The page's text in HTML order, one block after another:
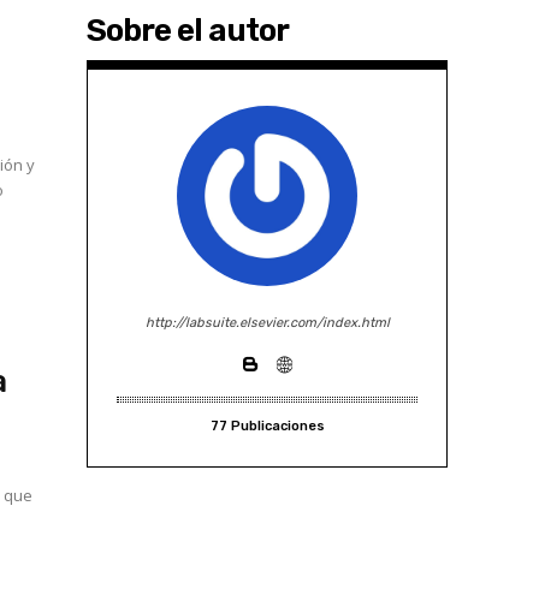
y
que
Sobre el autor
http://labsuite.elsevier.com/index.html
77 Publicaciones